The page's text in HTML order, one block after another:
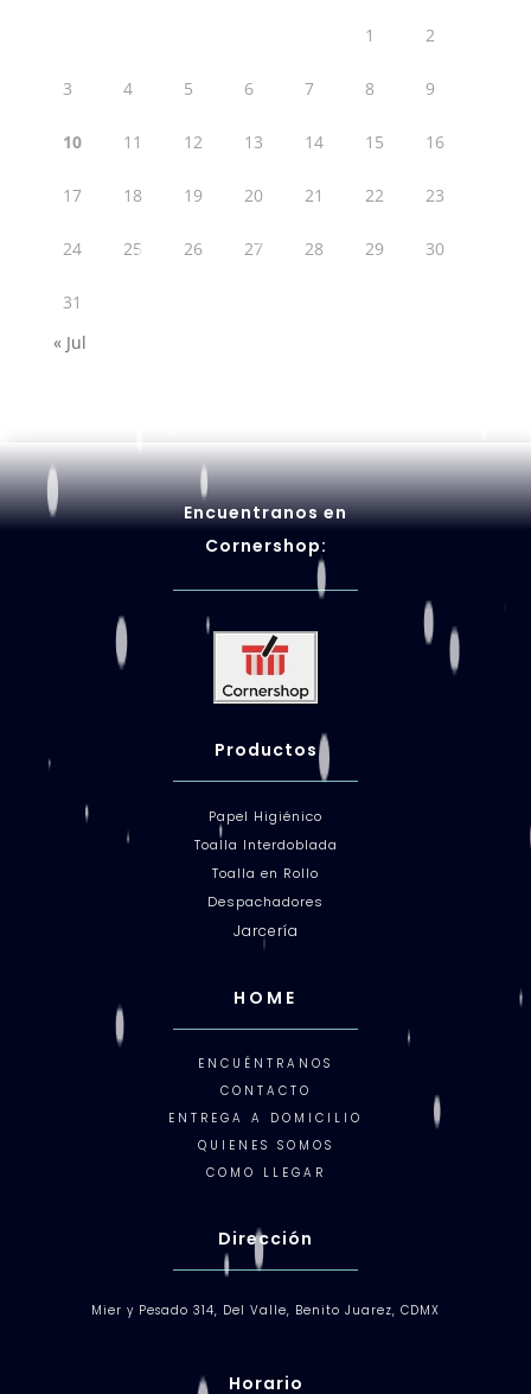
1 2
3 4 5 6 7 8 9
10 11 12 13 14 15 16
17 18 19 20 21 22 23
24 25 26 27 28 29 30
31
« Jul
Encuentranos en
Cornershop:
Productos
Papel Higiénico
Toalla Interdoblada
Toalla en Rollo
Despachadores
Jarcería
HOME
ENCUÉNTRANOS
CONTACTO
ENTREGA A DOMICILIO
QUIENES SOMOS
COMO LLEGAR
Dirección
Mier y Pesado 314, Del Valle, Benito Juarez, CDMX
Horario